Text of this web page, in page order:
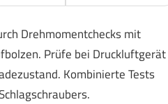
Drehmomentchecks mit
Prüfe bei Druckluftgerät
Kombinierte Tests